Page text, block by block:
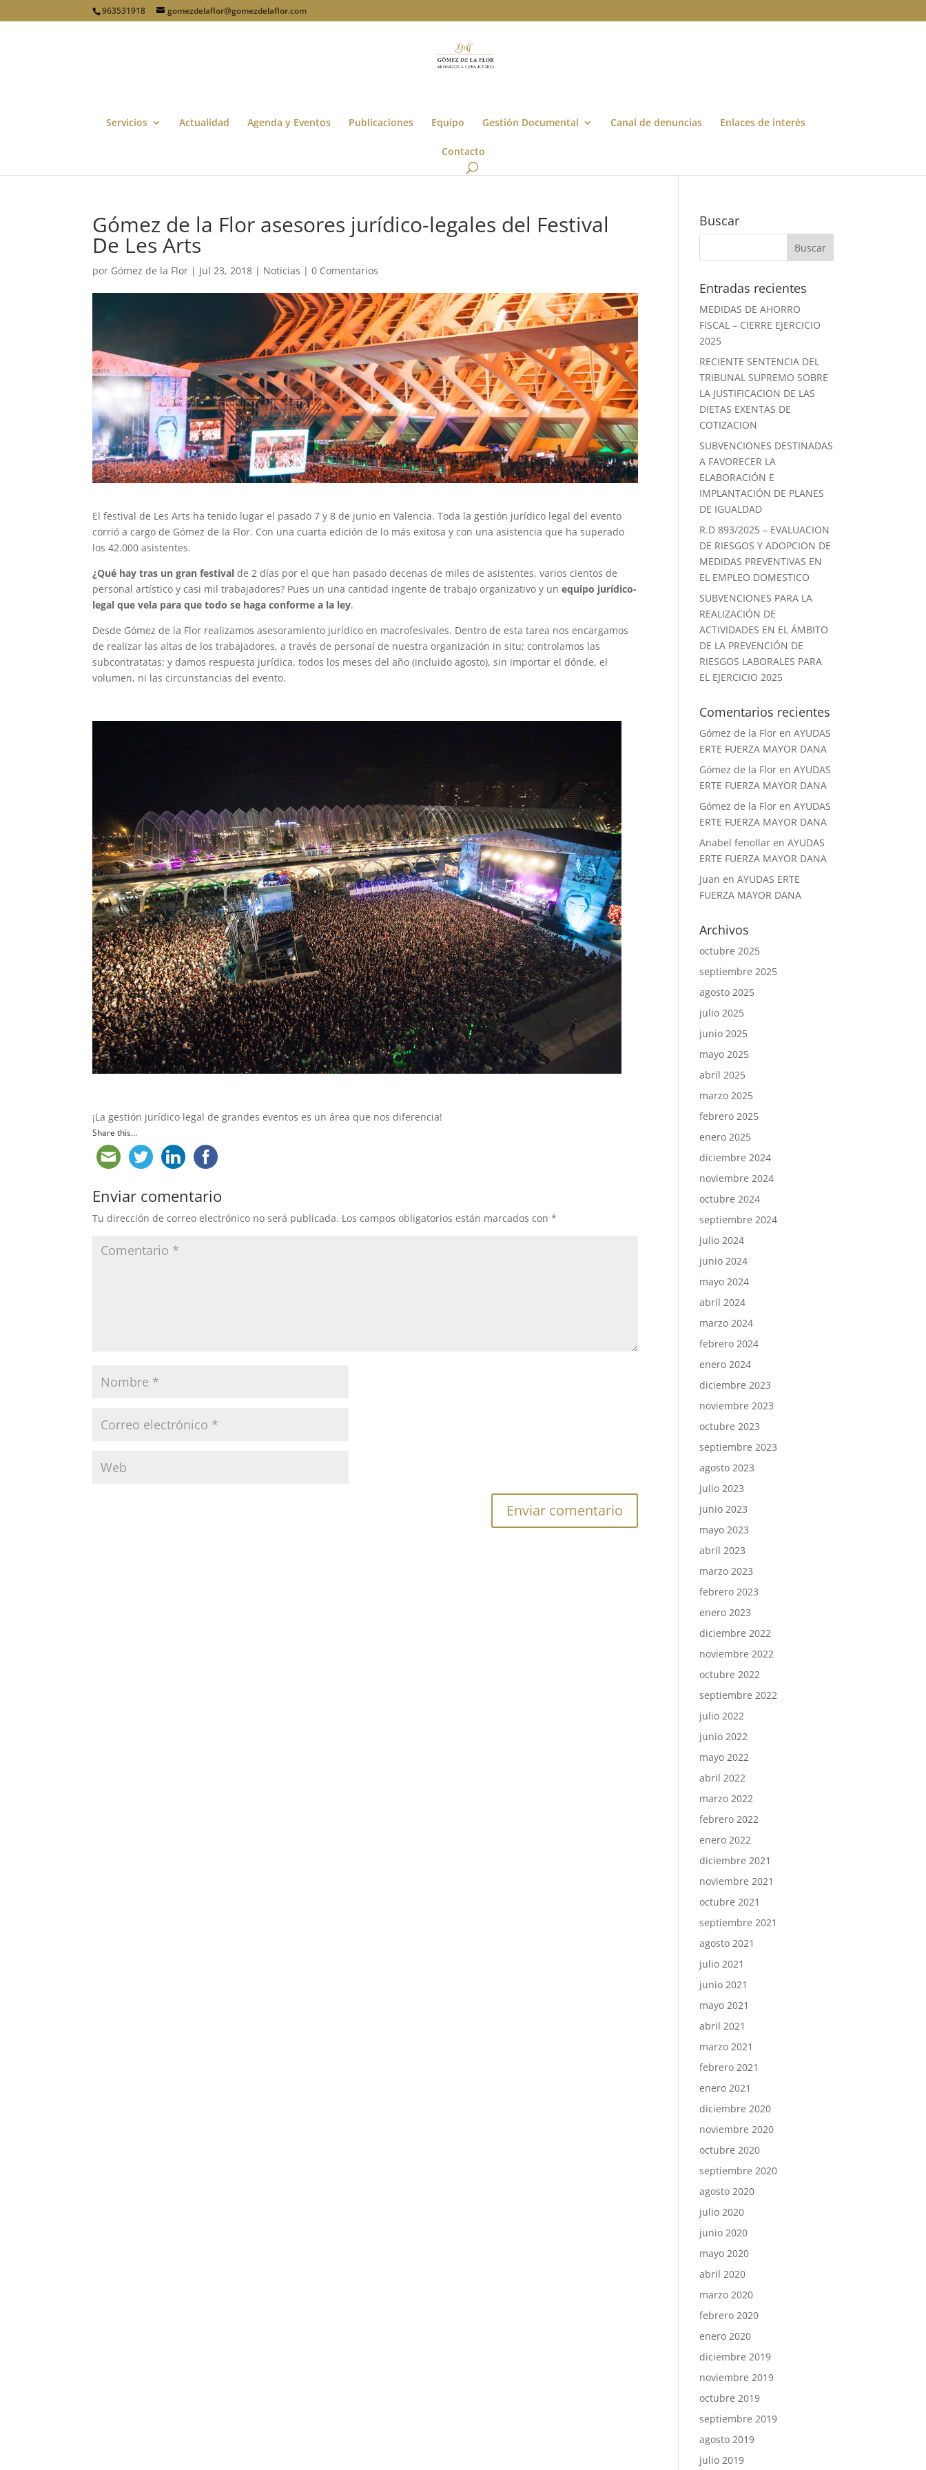
963531918 gomezdelaflor@gomezdelaflor.com
Servicios Actualidad Agenda y Eventos Publicaciones Equipo Gestión Documental Canal de denuncias Enlaces de interés
Contacto
Gómez de la Flor asesores jurídico-legales del Festival
De Les Arts
por Gómez de la Flor | Jul 23, 2018 | Noticias |0 Comentarios
El festival de Les Arts ha tenido lugar el pasado 7 y 8 de junio en Valencia. Toda la gestión jurídico legal del evento
corrió a cargo de Gómez de la Flor. Con una cuarta edición de lo más exitosa y con una asistencia que ha superado
los 42.000 asistentes.
¿Qué hay tras un gran festival de 2 días por el que han pasado decenas de miles de asistentes, varios cientos de
personal artístico y casi mil trabajadores? Pues un una cantidad ingente de trabajo organizativo y unequipo jurídico-
legal que vela para que todo se haga conforme a la ley.
Desde Gómez de la Flor realizamos asesoramiento jurídico en macrofesivales. Dentro de esta tarea nos encargamos
de realizar las altas de los trabajadores, a través de personal de nuestra organización in situ; controlamos las
subcontratatas; y damos respuesta jurídica, todos los meses del año (incluido agosto), sin importar el dónde, el
volumen, ni las circunstancias del evento.
¡La gestión jurídico legal de grandes eventos es un área que nos diferencia!
Share this...
Enviar comentario
Tu dirección de correo electrónico no será publicada. Los campos obligatorios están marcados con*
Buscar
Entradas recientes
MEDIDAS DE AHORRO
FISCAL – CIERRE EJERCICIO
2025
RECIENTE SENTENCIA DEL
TRIBUNAL SUPREMO SOBRE
LA JUSTIFICACION DE LAS
DIETAS EXENTAS DE
COTIZACION
SUBVENCIONES DESTINADAS
A FAVORECER LA
ELABORACIÓN E
IMPLANTACIÓN DE PLANES
DE IGUALDAD
R.D 893/2025 – EVALUACION
DE RIESGOS Y ADOPCION DE
MEDIDAS PREVENTIVAS EN
EL EMPLEO DOMESTICO
SUBVENCIONES PARA LA
REALIZACIÓN DE
ACTIVIDADES EN EL ÁMBITO
DE LA PREVENCIÓN DE
RIESGOS LABORALES PARA
EL EJERCICIO 2025
Comentarios recientes
Gómez de la Flor enAYUDAS
ERTE FUERZA MAYOR DANA
Gómez de la Flor enAYUDAS
ERTE FUERZA MAYOR DANA
Gómez de la Flor enAYUDAS
ERTE FUERZA MAYOR DANA
Anabel fenollar enAYUDAS
ERTE FUERZA MAYOR DANA
Juan enAYUDAS ERTE
FUERZA MAYOR DANA
Archivos
octubre 2025
septiembre 2025
agosto 2025
julio 2025
junio 2025
mayo 2025
abril 2025
marzo 2025
febrero 2025
enero 2025
diciembre 2024
noviembre 2024
octubre 2024
septiembre 2024
julio 2024
junio 2024
mayo 2024
abril 2024
marzo 2024
febrero 2024
enero 2024
diciembre 2023
noviembre 2023
octubre 2023
septiembre 2023
agosto 2023
julio 2023
junio 2023
mayo 2023
abril 2023
marzo 2023
febrero 2023
enero 2023
diciembre 2022
noviembre 2022
octubre 2022
septiembre 2022
julio 2022
junio 2022
mayo 2022
abril 2022
marzo 2022
febrero 2022
enero 2022
diciembre 2021
noviembre 2021
octubre 2021
septiembre 2021
agosto 2021
julio 2021
junio 2021
mayo 2021
abril 2021
marzo 2021
febrero 2021
enero 2021
diciembre 2020
noviembre 2020
octubre 2020
septiembre 2020
agosto 2020
julio 2020
junio 2020
mayo 2020
abril 2020
marzo 2020
febrero 2020
enero 2020
diciembre 2019
noviembre 2019
octubre 2019
septiembre 2019
agosto 2019
julio 2019